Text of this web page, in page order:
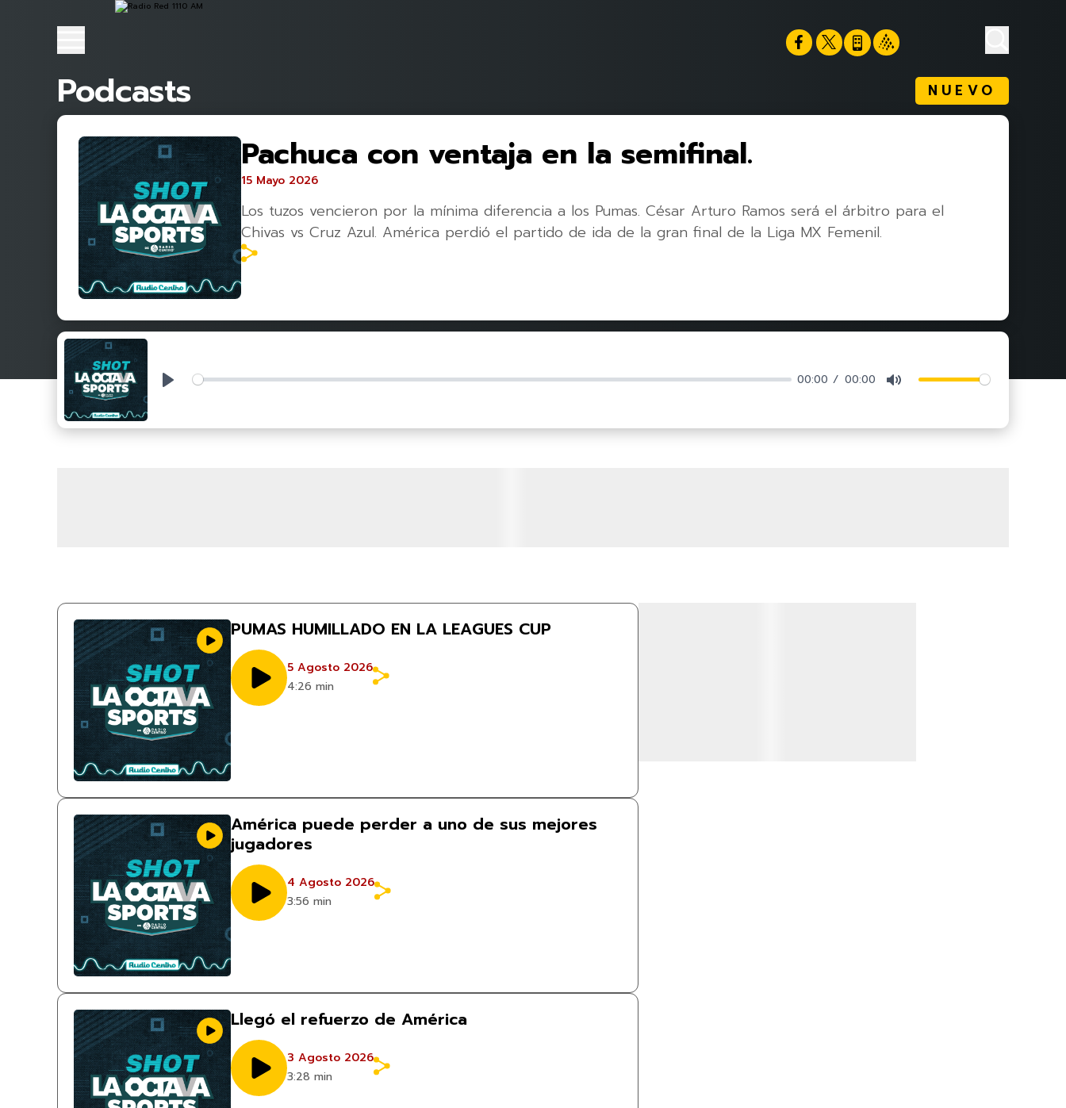
Podcasts NUEVO
Pachuca con ventaja en la semifinal.
15 Mayo 2026
Los tuzos vencieron por la mínima diferencia a los Pumas. César Arturo Ramos será el árbitro para el
Chivas vs Cruz Azul. América perdió el partido de ida de la gran final de la Liga MX Femenil.
Play 00:00 00:00 Mute
PUMAS HUMILLADO EN LA LEAGUES CUP
5 Agosto 2026
4:26 min
América puede perder a uno de sus mejores
jugadores
4 Agosto 2026
3:56 min
Llegó el refuerzo de América
3 Agosto 2026
3:28 min